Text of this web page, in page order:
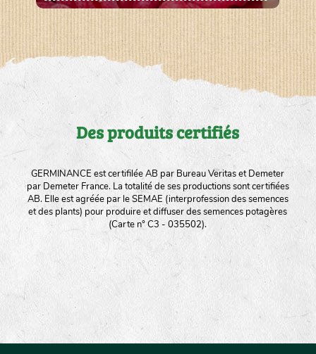
Des produits certifiés
GERMINANCE est certifilée AB par Bureau Veritas et Demeter
par Demeter France. La totalité de ses productions sont certifiées
AB. Elle est agréée par le SEMAE (interprofession des semences
et des plants) pour produire et diffuser des semences potagères
(Carte n° C3 - 035502).